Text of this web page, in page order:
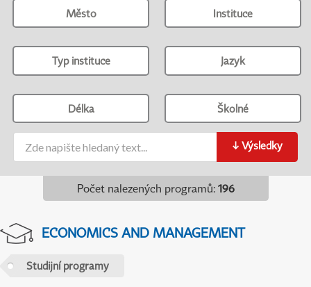
Město Instituce
Typ instituce Jazyk
Délka Školné
↓ Výsledky
Počet nalezených programů: 196
ECONOMICS AND MANAGEMENT
Studijní programy